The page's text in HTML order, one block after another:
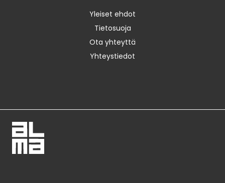
Yleiset ehdot
Tietosuoja
Ota yhteyttä
Yhteystiedot